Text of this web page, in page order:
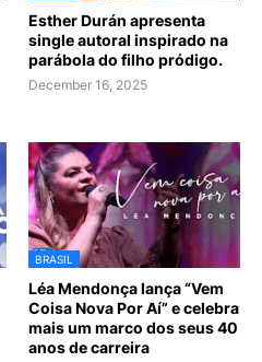
Esther Durán apresenta
single autoral inspirado na
parábola do filho pródigo.
December 16, 2025
BRASIL
Léa Mendonça lança “Vem
Coisa Nova Por Aí” e celebra
mais um marco dos seus 40
anos de carreira